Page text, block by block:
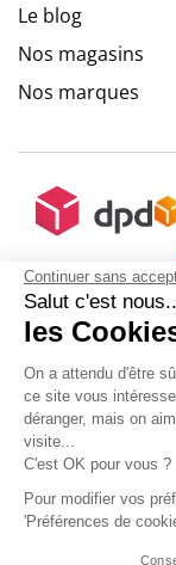
Continuer sans
Salut c'est
les
On a attendu d'être
ce site vous
déranger, mais on
visite...
C'est OK pour vous ?
Pour modifier vos
'Préférences de
Le blog
Nos magasins
Nos marques